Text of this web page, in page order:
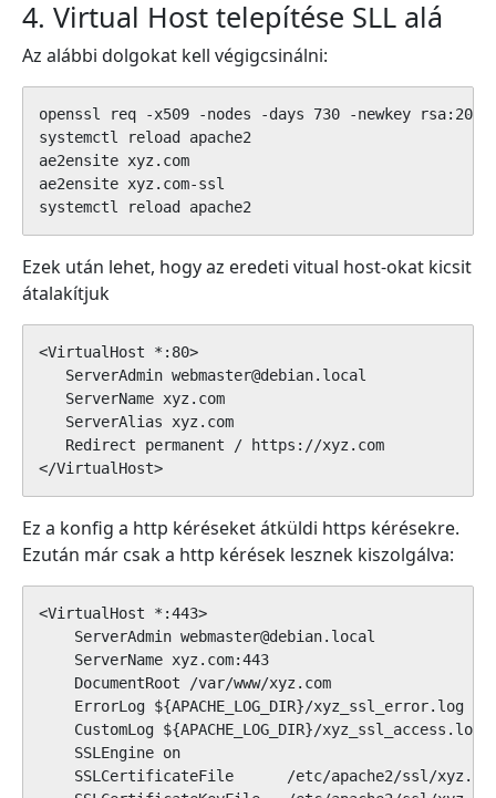
4. Virtual Host telepítése SLL alá
Az alábbi dolgokat kell végigcsinálni:
openssl req -x509 -nodes -days 730 -newkey
systemctl reload apache2
ae2ensite xyz.com
ae2ensite xyz.com-ssl
systemctl reload apache2
Ezek után lehet, hogy az eredeti vitual host-okat kicsit
átalakítjuk
<VirtualHost *:80>
   ServerAdmin webmaster@debian.local
   ServerName xyz.com
   ServerAlias xyz.com
   Redirect permanent / https://xyz.com
</VirtualHost>
Ez a konfig a http kéréseket átküldi https kérésekre.
Ezután már csak a http kérések lesznek kiszolgálva:
<VirtualHost *:443>
ServerAdmin webmaster@debian.local
ServerName xyz.com:443
    DocumentRoot /var/www/xyz.com
ErrorLog ${APACHE_LOG_DIR}/xyz_ssl_error.log
CustomLog ${APACHE_LOG_DIR}/xyz_ssl_access.log
    SSLEngine on
SSLCertificateFile      /etc/apache2/ssl/